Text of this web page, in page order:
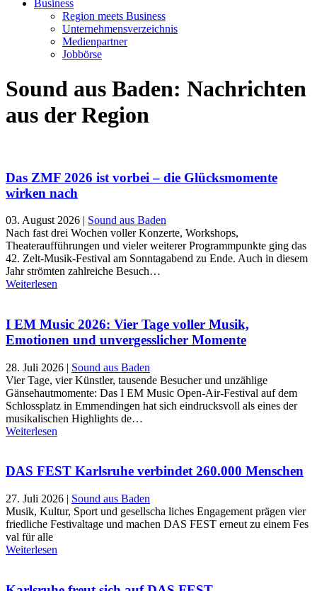
Business
Region meets Business
Unternehmensverzeichnis
Medienpartner
Jobbörse
Sound aus Baden: Nachrichten
aus der Region
Das ZMF 2026 ist vorbei – die Glücksmomente
wirken nach
03. August 2026 | Sound aus Baden
Nach fast drei Wochen voller Konzerte, Workshops,
Theateraufführungen und vieler weiterer Programmpunkte ging das
42. Zelt-Musik-Festival am Sonntagabend zu Ende. Auch in diesem
Jahr strömten zahlreiche Besuch…
Weiterlesen
I EM Music 2026: Vier Tage voller Musik,
Emotionen und unvergesslicher Momente
28. Juli 2026 | Sound aus Baden
Vier Tage, vier Künstler, tausende Besucher und unzählige
Gänsehautmomente: Das I EM Music Open-Air-Festival auf dem
Schlossplatz in Emmendingen hat sich eindrucksvoll als eines der
musikalischen Highlights de…
Weiterlesen
DAS FEST Karlsruhe verbindet 260.000 Menschen
27. Juli 2026 | Sound aus Baden
Musik, Kultur, Sport und gesellscha liches Engagement prägen vier
friedliche Festivaltage und machen DAS FEST erneut zu einem Fes
val für alle
Weiterlesen